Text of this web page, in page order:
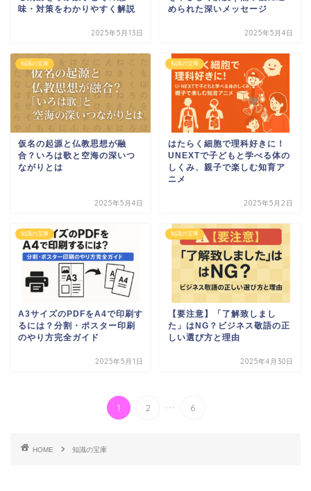
味・対策をわかりやすく解説
2025年5月13日
められた深いメッセージ
2025年5月4日
知識の宝庫
仮名の起源と仏教思想が融
合？いろは歌と空海の深いつ
ながりとは
2025年5月4日
知識の宝庫
はたらく細胞で理科好きに！
UNEXTで子どもと学べる体の
しくみ、親子で楽しむ知育ア
ニメ
2025年5月2日
知識の宝庫
A3サイズのPDFをA4で印刷す
るには？分割・ポスター印刷
のやり方完全ガイド
2025年5月1日
知識の宝庫
【要注意】「了解致しまし
た」はNG？ビジネス敬語の正
しい選び方と理由
2025年4月30日
1 2 ... 6
HOME 知識の宝庫